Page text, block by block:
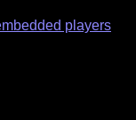
players